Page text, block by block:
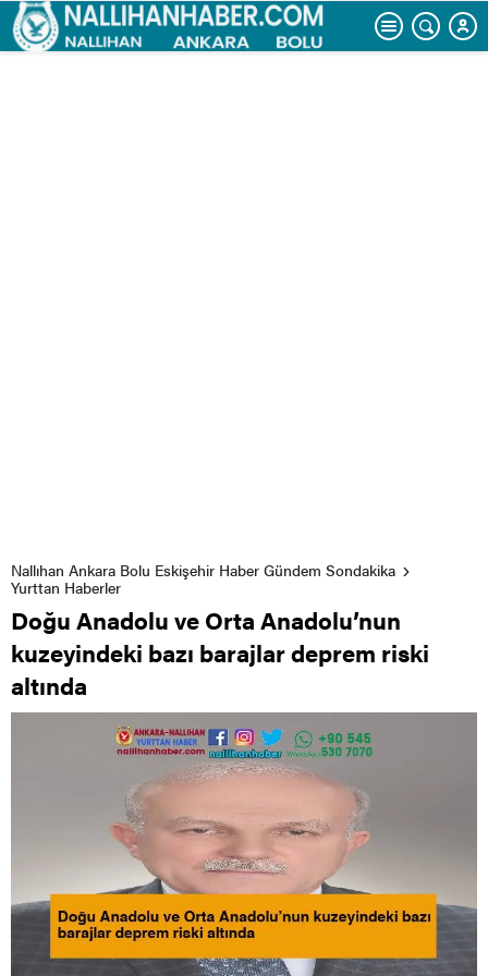
Nallıhan Ankara Bolu Eskişehir Haber Gündem Sondakika
Yurttan Haberler
Doğu Anadolu ve Orta Anadolu’nun
kuzeyindeki bazı barajlar deprem riski
altında